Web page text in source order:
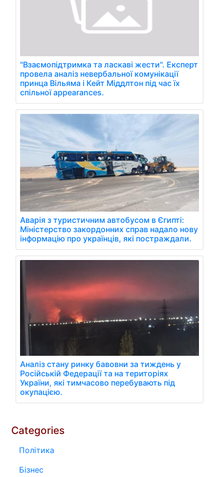
"Взаємопідтримка та ласкаві жести". Експерт
провела аналіз невербальної комунікації
принца Вільяма і Кейт Міддлтон під час їх
спільної appearances.
Аварія з туристичним автобусом в Єгипті:
Міністерство закордонних справ надало нову
інформацію про українців, які постраждали.
Аналіз стану ринку бавовни за тиждень у
Російській Федерації та на територіях
України, які тимчасово перебувають під
окупацією.
Categories
Політика
Бізнес